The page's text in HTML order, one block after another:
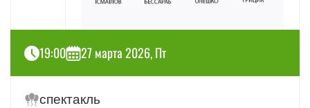
19:00 27 марта 2026, Пт
спектакль